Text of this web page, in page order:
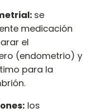
se
medicación
el
(endometrio) y
para la
los